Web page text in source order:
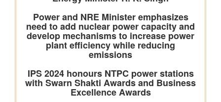
पेट्रोलियम एवं प्राकृतिक गैस मंत्रालय
तेल विपणन कंपनियों (ओएमसी) ने ई20 पेट्रोल में नमी और क्लोराइड की
मौजूदगी की जांच की: 500 पीपीएम क्लोराइड और नमी की मौजूदगी के दावों
की पुष्टि नहीं हुई
भारतीय रेलवे ने चित्रकूट के लिए सीधी रेल कनेक्टिविटी मजबूत करने के
उद्देश्य से चित्रकूटधाम कर्वी-कानपुर सेंट्रल और प्रतापगढ़-कानपुर सेंट्रल